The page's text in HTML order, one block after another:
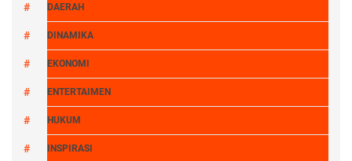
DAERAH
DINAMIKA
EKONOMI
ENTERTAIMEN
HUKUM
INSPIRASI